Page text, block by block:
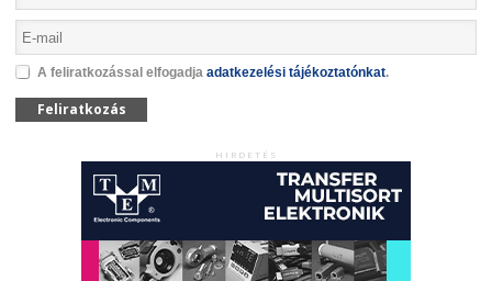
A feliratkozással elfogadja adatkezelési tájékoztatónkat.
Feliratkozás
HIRDETÉS